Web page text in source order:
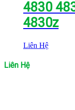
4830
4830z
Liên Hệ
Liên Hệ